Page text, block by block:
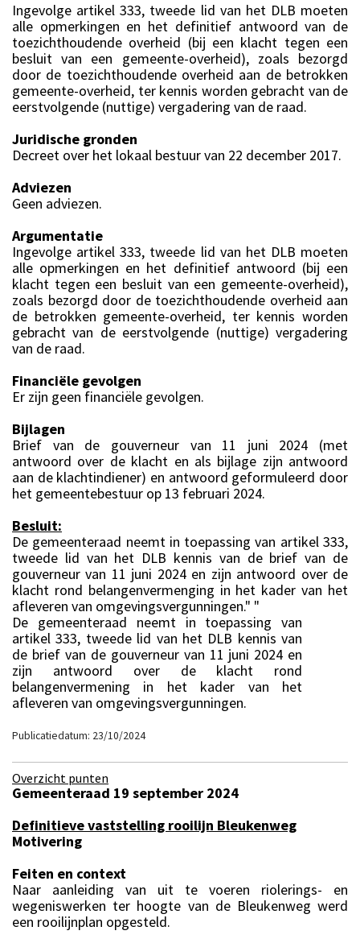
Ingevolge artikel 333, tweede lid van het DLB moeten
alle opmerkingen en het definitief antwoord van de
toezichthoudende overheid (bij een klacht tegen een
besluit van een gemeente-overheid), zoals bezorgd
door de toezichthoudende overheid aan de betrokken
gemeente-overheid, ter kennis worden gebracht van de
eerstvolgende (nuttige) vergadering van de raad.
Juridische gronden
Decreet over het lokaal bestuur van 22 december 2017.
Adviezen
Geen adviezen.
Argumentatie
Ingevolge artikel 333, tweede lid van het DLB moeten
alle opmerkingen en het definitief antwoord (bij een
klacht tegen een besluit van een gemeente-overheid),
zoals bezorgd door de toezichthoudende overheid aan
de betrokken gemeente-overheid, ter kennis worden
gebracht van de eerstvolgende (nuttige) vergadering
van de raad.
Financiële gevolgen
Er zijn geen financiële gevolgen.
Bijlagen
Brief van de gouverneur van 11 juni 2024 (met
antwoord over de klacht en als bijlage zijn antwoord
aan de klachtindiener) en antwoord geformuleerd door
het gemeentebestuur op 13 februari 2024.
Besluit:
De gemeenteraad neemt in toepassing van artikel 333,
tweede lid van het DLB kennis van de brief van de
gouverneur van 11 juni 2024 en zijn antwoord over de
klacht rond belangenvermenging in het kader van het
afleveren van omgevingsvergunningen." "
De gemeenteraad neemt in toepassing van
artikel 333, tweede lid van het DLB kennis van
de brief van de gouverneur van 11 juni 2024 en
zijn antwoord over de klacht rond
belangenvermening in het kader van het
afleveren van omgevingsvergunningen.
Publicatiedatum: 23/10/2024
Overzicht punten
Gemeenteraad 19 september 2024
Definitieve vaststelling rooilijn Bleukenweg
Motivering
Feiten en context
Naar aanleiding van uit te voeren riolerings- en
wegeniswerken ter hoogte van de Bleukenweg werd
een rooilijnplan opgesteld.